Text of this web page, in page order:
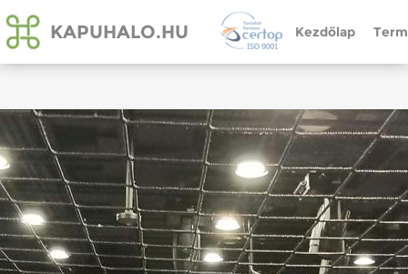
KAPUHALO.HU Kezdőlap